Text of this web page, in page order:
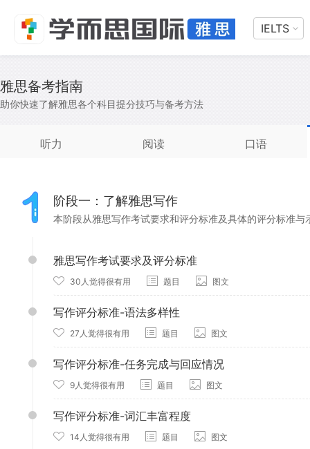
IELTS
雅思备考指南
助你快速了解雅思各个科目提分技巧与备考方法
听力 阅读 口语
阶段一：了解雅思写作
本阶段从雅思写作考试要求和评分标准及具体的评分标准与
雅思写作考试要求及评分标准
30人觉得很有用 题目 图文
写作评分标准-语法多样性
27人觉得很有用 题目 图文
写作评分标准-任务完成与回应情况
9人觉得很有用 题目 图文
写作评分标准-词汇丰富程度
14人觉得很有用 题目 图文